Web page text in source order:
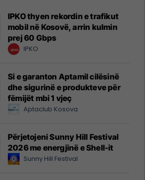
IPKO thyen rekordin e trafikut
mobil në Kosovë, arrin kulmin
prej 60 Gbps
IPKO
Si e garanton Aptamil cilësinë
dhe sigurinë e produkteve për
fëmijët mbi 1 vjeç
Aptaclub Kosova
Përjetojeni Sunny Hill Festival
2026 me energjinë e Shell-it
Sunny Hill Festival